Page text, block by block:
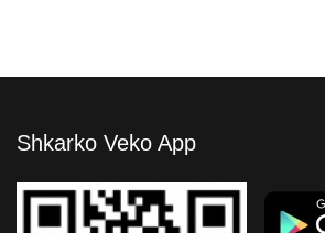
Shkarko Veko App